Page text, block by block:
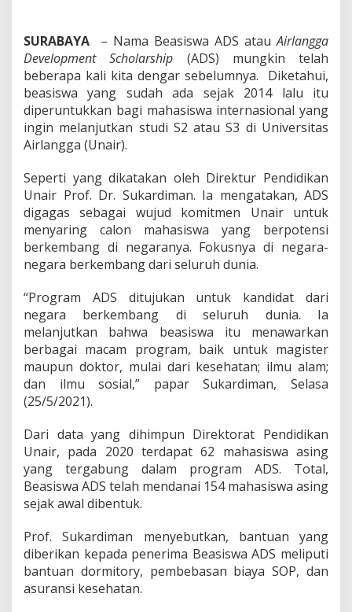
a
A
D
S
U
n
a
T
e
l
a
h
M
e
n
a
n
a
1
5
h
a
s
i
s
s
i
SURABAYA – Nama Beasiswa ADS atauAirlangga
Development Scholarship (ADS) mungkin telah
beberapa kali kita dengar sebelumnya. Diketahui,
beasiswa yang sudah ada sejak 2014 lalu itu
diperuntukkan bagi mahasiswa internasional yang
ingin melanjutkan studi S2 atau S3 di Universitas
Airlangga (Unair).
Seperti yang dikatakan oleh Direktur Pendidikan
Unair Prof. Dr. Sukardiman. Ia mengatakan, ADS
digagas sebagai wujud komitmen Unair untuk
menyaring calon mahasiswa yang berpotensi
berkembang di negaranya. Fokusnya di negara-
negara berkembang dari seluruh dunia.
“Program ADS ditujukan untuk kandidat dari
negara berkembang di seluruh dunia. Ia
melanjutkan bahwa beasiswa itu menawarkan
berbagai macam program, baik untuk magister
maupun doktor, mulai dari kesehatan; ilmu alam;
dan ilmu sosial,” papar Sukardiman, Selasa
(25/5/2021).
Dari data yang dihimpun Direktorat Pendidikan
Unair, pada 2020 terdapat 62 mahasiswa asing
yang tergabung dalam program ADS. Total,
Beasiswa ADS telah mendanai 154 mahasiswa asing
sejak awal dibentuk.
Prof. Sukardiman menyebutkan, bantuan yang
diberikan kepada penerima Beasiswa ADS meliputi
bantuan dormitory, pembebasan biaya SOP, dan
asuransi kesehatan.